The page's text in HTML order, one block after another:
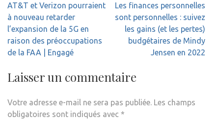
Navigation
de
l’article
AT&T et Verizon pourraient
à nouveau retarder
l’expansion de la 5G en
raison des préoccupations
de la FAA | Engagé
Les finances personnelles
sont personnelles : suivez
les gains (et les pertes)
budgétaires de Mindy
Jensen en 2022
Laisser un commentaire
Votre adresse e-mail ne sera pas publiée. Les champs
obligatoires sont indiqués avec *